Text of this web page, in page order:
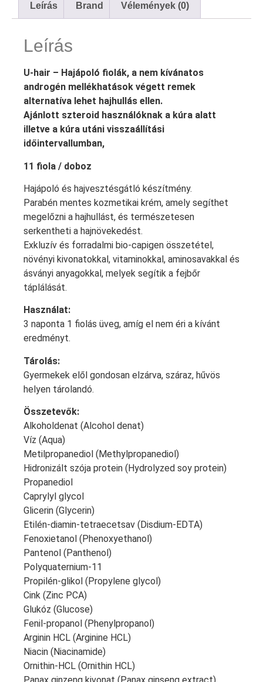
Leírás Brand Vélemények (0)
Leírás
U-hair – Hajápoló fiolák, a nem kívánatos
androgén mellékhatások végett remek
alternatíva lehet hajhullás ellen.
Ajánlott szteroid használóknak a kúra alatt
illetve a kúra utáni visszaállítási
időintervallumban,
11 fiola / doboz
Hajápoló és hajvesztésgátló készítmény.
Parabén mentes kozmetikai krém, amely segíthet
megelőzni a hajhullást, és természetesen
serkentheti a hajnövekedést.
Exkluzív és forradalmi bio-capigen összetétel,
növényi kivonatokkal, vitaminokkal, aminosavakkal és
ásványi anyagokkal, melyek segítik a fejbőr
táplálását.
Használat:
3 naponta 1 fiolás üveg, amíg el nem éri a kívánt
eredményt.
Tárolás:
Gyermekek elől gondosan elzárva, száraz, hűvös
helyen tárolandó.
Összetevők:
Alkoholdenat (Alcohol denat)
Víz (Aqua)
Metilpropanediol (Methylpropanediol)
Hidronizált szója protein (Hydrolyzed soy protein)
Propanediol
Caprylyl glycol
Glicerin (Glycerin)
Etilén-diamin-tetraecetsav (Disdium-EDTA)
Fenoxietanol (Phenoxyethanol)
Pantenol (Panthenol)
Polyquaternium-11
Propilén-glikol (Propylene glycol)
Cink (Zinc PCA)
Glukóz (Glucose)
Fenil-propanol (Phenylpropanol)
Arginin HCL (Arginine HCL)
Niacin (Niacinamide)
Ornithin-HCL (Ornithin HCL)